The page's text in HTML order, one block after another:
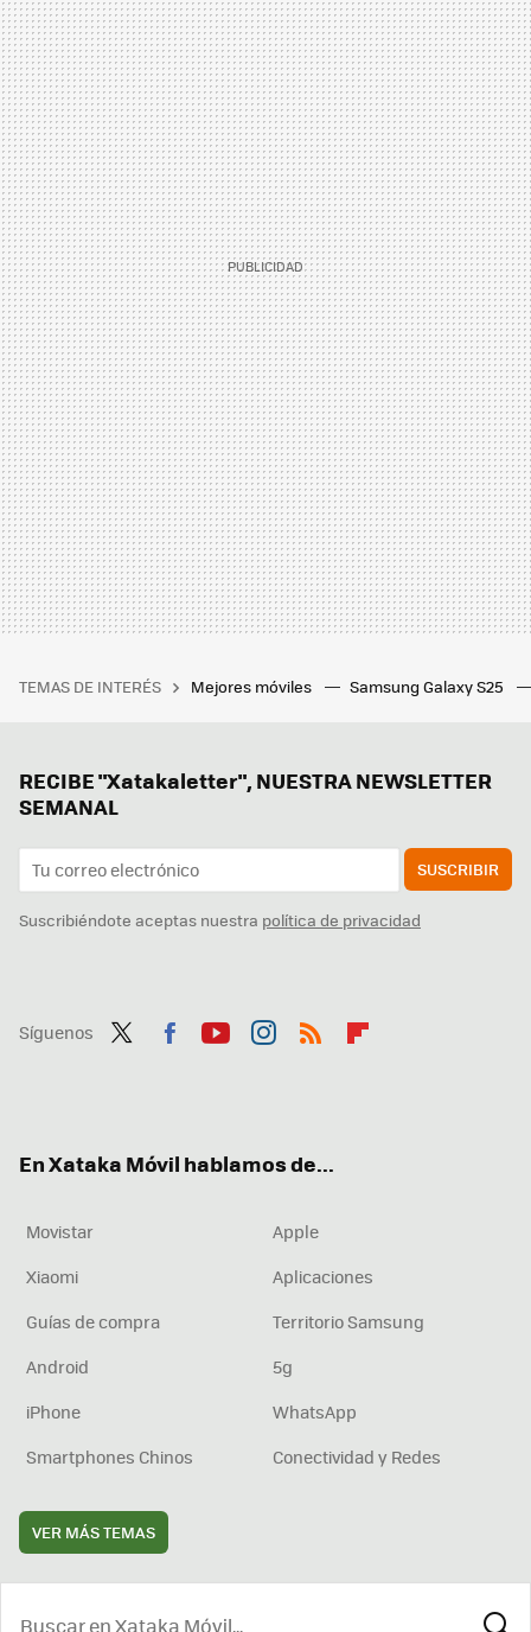
TEMAS DE INTERÉS Mejores móviles Samsung Galaxy S25
RECIBE "Xatakaletter", NUESTRA NEWSLETTER
SEMANAL
SUSCRIBIR
Suscribiéndote aceptas nuestra política de privacidad
Síguenos
En Xataka Móvil hablamos de...
Movistar
Apple
Xiaomi
Aplicaciones
Guías de compra
Territorio Samsung
Android
5g
iPhone
WhatsApp
Smartphones Chinos
Conectividad y Redes
VER MÁS TEMAS